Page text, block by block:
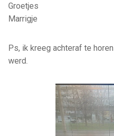
Groetjes
Marrigje
Ps, ik kreeg achteraf te
werd.